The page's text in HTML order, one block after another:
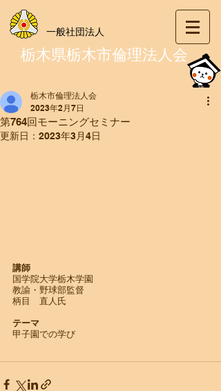
一般社団法人
栃木県栃木市倫理法人会
第764回モーニングセミナー
栃木市倫理法人会
2023年2月7日
更新日： 2023年3月4日
​講師
国学院大学栃木学園
教諭・野球部監督
柄目　直人氏
テーマ
甲子園での学び